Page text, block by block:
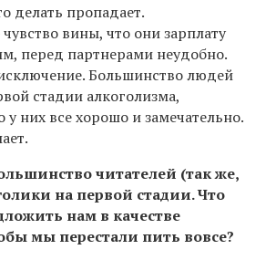
делать пропадает.
вины, что они зарплату
перед партнерами неудобно.
Большинство людей
стадии алкоголизма,
у них все хорошо и замечательно.
читателей (так же,
на первой стадии. Что
нам в качестве
мы перестали пить вовсе?